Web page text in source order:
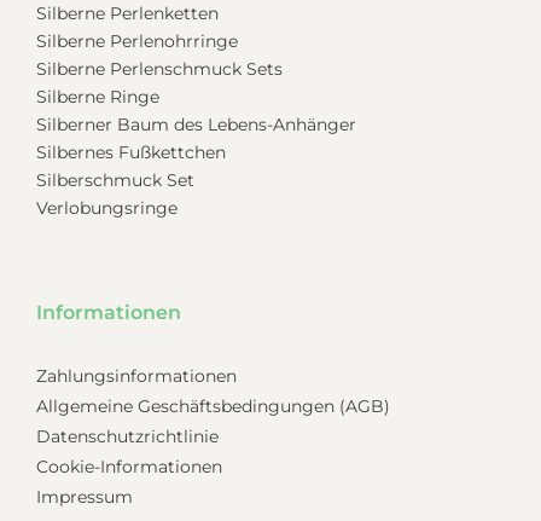
Silberne Perlenketten
Silberne Perlenohrringe
Silberne Perlenschmuck Sets
Silberne Ringe
Silberner Baum des Lebens-Anhänger
Silbernes Fußkettchen
Silberschmuck Set
Verlobungsringe
Informationen
Zahlungsinformationen
Allgemeine Geschäftsbedingungen (AGB)
Datenschutzrichtlinie
Cookie-Informationen
Impressum